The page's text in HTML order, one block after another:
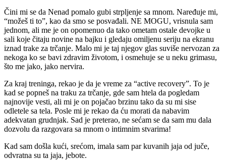
Čini mi se da Nenad pomalo gubi strpljenje sa mnom. Naređuje mi,
“možeš ti to”, kao da smo se posvađali. NE MOGU, vrisnula sam
jednom, ali me je on opomenuo da tako ometam ostale devojke u
sali koje čitaju novine na bajku i gledaju omiljenu seriju na ekranu
iznad trake za trčanje. Malo mi je taj njegov glas suviše nervozan za
nekoga ko se bavi zdravim životom, i osmehuje se u neku grimasu,
što me jako, jako nervira.
Za kraj treninga, rekao je da je vreme za “active recovery”. To je
kad se popneš na traku za trčanje, gde sam htela da pogledam
najnovije vesti, ali mi je on pojačao brzinu tako da su mi sise
odletele sa tela. Posle mi je rekao da ću morati da nabavim
adekvatan grudnjak. Sad je preterao, ne sećam se da sam mu dala
dozvolu da razgovara sa mnom o intimnim stvarima!
Kad sam došla kući, srećom, imala sam par kuvanih jaja od juče,
odvratna su ta jaja, jebote.